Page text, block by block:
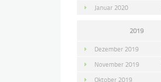
Januar 2020
2019
Dezember 2019
November 2019
Oktober 2019